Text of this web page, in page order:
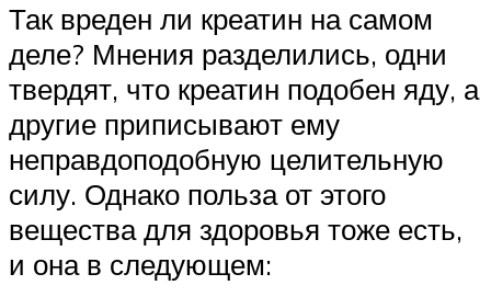
Так вреден ли креатин на самом
деле? Мнения разделились, одни
твердят, что креатин подобен яду, а
другие приписывают ему
неправдоподобную целительную
силу. Однако польза от этого
вещества для здоровья тоже есть,
и она в следующем: